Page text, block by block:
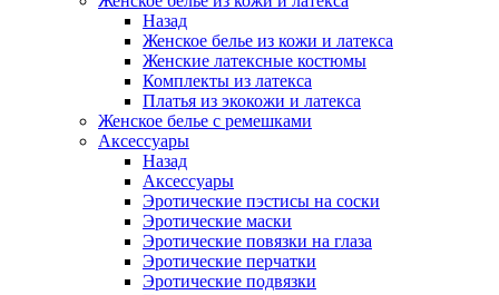
Назад
Женское белье из кожи и латекса
Женские латексные костюмы
Комплекты из латекса
Платья из экокожи и латекса
Женское белье с ремешками
Аксессуары
Назад
Аксессуары
Эротические пэстисы на соски
Эротические маски
Эротические повязки на глаза
Эротические перчатки
Эротические подвязки